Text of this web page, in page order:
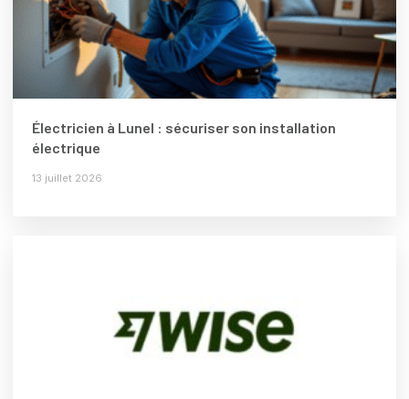
Électricien à Lunel : sécuriser son installation
électrique
13 juillet 2026